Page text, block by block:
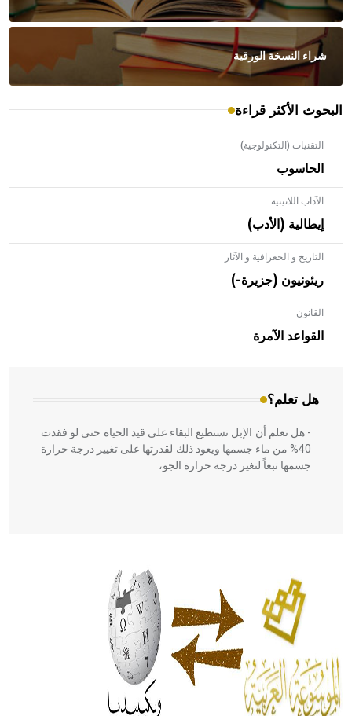
شراء النسخة الورقية
البحوث الأكثر قراءة
التقنيات (التكنولوجية)
الحاسوب
الآداب اللاتينية
إيطالية (الأدب)
التاريخ و الجغرافية و الآثار
ريئونيون (جزيرة-)
القانون
القواعد الآمرة
هل تعلم؟
- هل تعلم أن الأبلق نوع من الفنون الهندسية التي ارتبطت
بالعمارة الإسلامية في بلاد الشام ومصر خاصة، حيث يحرص
المعمار على بناء مداميكه وخاصة في الواجهات
- هل تعلم أن الإبل تستطيع البقاء على قيد الحياة حتى لو فقدت
40% من ماء جسمها ويعود ذلك لقدرتها على تغيير درجة حرارة
جسمها تبعاً لتغير درجة حرارة الجو،
الحكم، الأدلة، تنظيم التغذية، ورسالته في جروح الرأس. ويعود
له الفضل بأنه حرر الطب من الدين والفلسفة.
- هل تعلم أن المرجان إفراز حيواني يتكون في البحر ويتركب
من مادة كربونات الكلسيوم، وهو أحمر أو شديد الحمرة وهو
أجود أنواعه، ويمتاز بكبر الحجم ويسمى الش